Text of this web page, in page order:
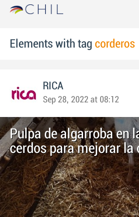
Elements with tag corderos
RICA
Sep 28, 2022 at 08:12
Pulpa de algarroba en
cerdos para mejorar la